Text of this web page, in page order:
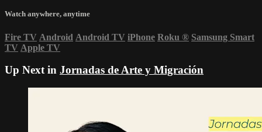
Watch anywhere, anytime
Fire TV Android Android TV iPhone Roku ® Samsung Smart
TV Apple TV
Up Next in Jornadas de Arte y Migración